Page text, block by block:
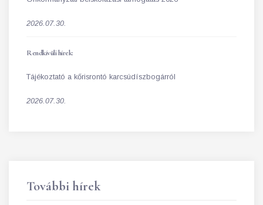
2026.07.30.
Rendkívüli hírek:
Tájékoztató a kőrisrontó karcsúdíszbogárról
2026.07.30.
További hírek